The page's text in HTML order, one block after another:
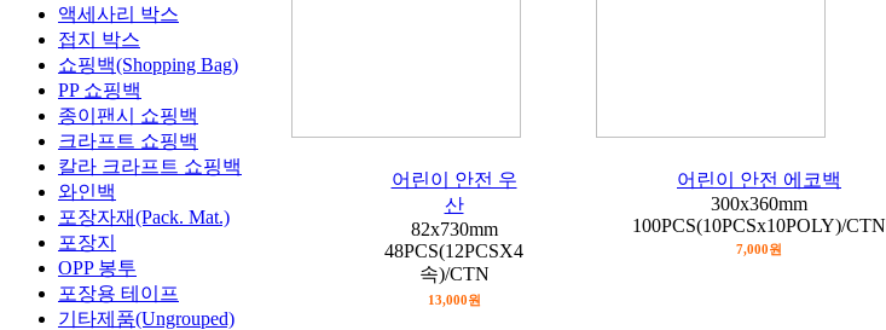
액세사리 박스
접지 박스
쇼핑백(Shopping Bag)
PP 쇼핑백
종이팬시 쇼핑백
크라프트 쇼핑백
칼라 크라프트 쇼핑백
와인백
포장자재(Pack. Mat.)
포장지
OPP 봉투
포장용 테이프
기타제품(Ungrouped)
어린이 안전 우
산
82x730mm
48PCS(12PCSX4
속)/CTN
13,000원
어린이 안전 에코백
300x360mm
100PCS(10PCSx10POLY)/CTN
7,000원